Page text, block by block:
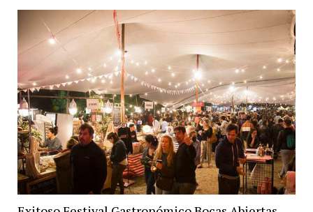
del
Pancho:
el
orígen
de
la
comida
más
popular
del